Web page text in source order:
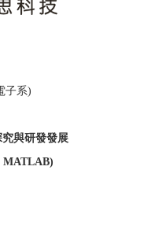
子系)
與研發發展
MATLAB)